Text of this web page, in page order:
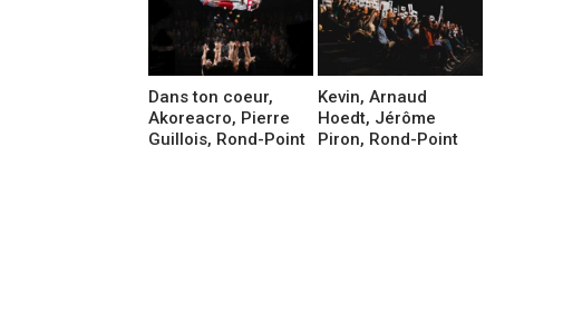
Dans ton coeur,
Akoreacro, Pierre
Guillois, Rond-Point
Kevin, Arnaud
Hoedt, Jérôme
Piron, Rond-Point